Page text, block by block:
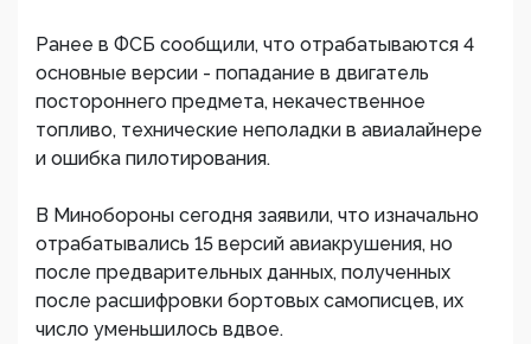
Ранее в ФСБ сообщили, что отрабатываются 4
основные версии - попадание в двигатель
постороннего предмета, некачественное
топливо, технические неполадки в авиалайнере
и ошибка пилотирования.
В Минобороны сегодня заявили, что изначально
отрабатывались 15 версий авиакрушения, но
после предварительных данных, полученных
после расшифровки бортовых самописцев, их
число уменьшилось вдвое.